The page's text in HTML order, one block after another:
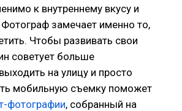
к внутреннему вкусу и
замечает именно то,
Чтобы развивать свои
советует больше
на улицу и просто
мобильную съемку поможет
фотографии, собранный на